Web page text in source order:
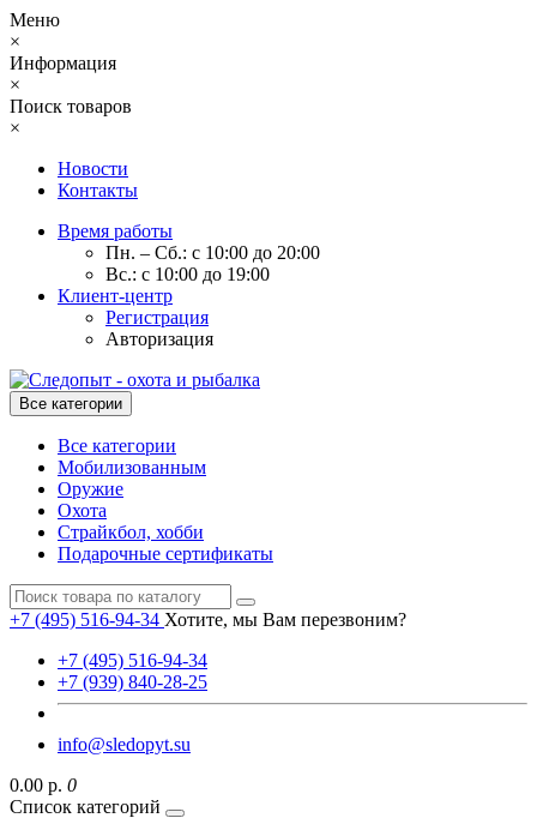
Меню
×
Информация
×
Поиск товаров
×
Новости
Контакты
Время работы
Пн. – Сб.: с 10:00 до 20:00
Вс.: с 10:00 до 19:00
Клиент-центр
Регистрация
Авторизация
Все категории
Все категории
Мобилизованным
Оружие
Охота
Страйкбол, хобби
Подарочные сертификаты
+7 (495) 516-94-34 Хотите, мы Вам перезвоним?
+7 (495) 516-94-34
+7 (939) 840-28-25
info@sledopyt.su
0.00 р. 0
Список категорий